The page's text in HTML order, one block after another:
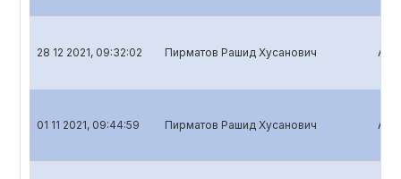
28 12 2021, 09:32:02 Пирматов Рашид Хусанович
01 11 2021, 09:44:59 Пирматов Рашид Хусанович